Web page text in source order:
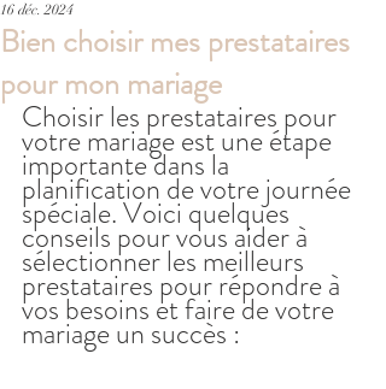
Bien choisir mes prestataires
pour mon mariage
16 déc. 2024
Choisir les prestataires pour
votre mariage est une étape
importante dans la
planification de votre journée
spéciale. Voici quelques
conseils pour vous aider à
sélectionner les meilleurs
prestataires pour répondre à
vos besoins et faire de votre
mariage un succès :